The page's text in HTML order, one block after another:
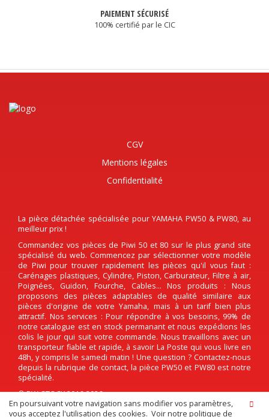
PAIEMENT SÉCURISÉ
100% certifié par le CIC
CGV
Mentions légales
Confidentialité
La pièce détachée spécialisée pour YAMAHA PW50 & PW80, au
meilleur prix !
Commandez vos pièces de Piwi 50 et 80 sur le plus grand site
spécialisé du web. Commencez par sélectionner votre modèle
de Piwi pour trouver rapidement les pièces qu'il vous faut :
Carénages plastiques, Cylindre, Piston, Carburateur, Filtre à air,
Poignées, Guidon, Fourche, Cables... Nos produits : Nous
proposons des pièces adaptables de qualité similaire aux
pièces d'origine de votre Yamaha, mais à un tarif bien plus
attractif. Nos services : Pour répondre à vos besoins, 99% de
notre catalogue est en stock permanant et nous expédions les
colis le jour qui suit votre commande. Nous travaillons avec un
transporteur fiable et rapide, à savoir La Poste qui vous livre en
48h, y compris le samedi matin ! Une question ? Contactez-nous
depuis la rubrique de contact, la pièce PW50 et PW80 est notre
spécialité.
© PW-STOCK 2016-2026
En poursuivant votre navigation sans modifier vos paramètres,
vous acceptez l'utilisation des cookies. Voir notre politique de